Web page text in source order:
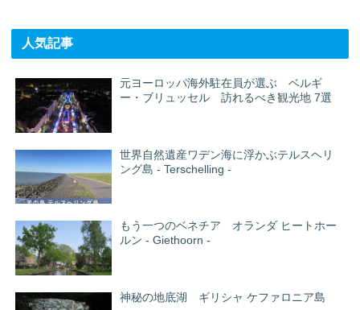
人気記事
元ヨーロッパ海外駐在員が選ぶ ベルギ
ー・ブリュッセル 訪れるべき観光地 7選
世界自然遺産ワデン海に浮かぶテルスヘリ
ング島 - Terschelling -
もう一つのベネチア オランダ ヒートホー
ルン - Giethoorn -
神秘の地底湖 ギリシャ ケファロニア島